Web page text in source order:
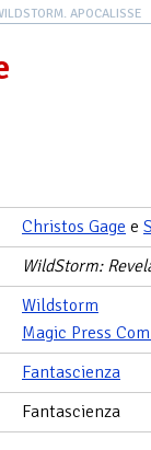
APOCALISSE
Christos Gage e
WildStorm:
Wildstorm
Magic Press
Fantascienza
Fantascienza